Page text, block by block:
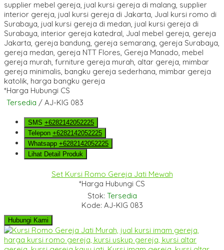
*Harga Hubungi CS
Tersedia / AJ-KIG 083
SMS +6282142052225
Telepon +6282142052225
Whatsapp +6282142052225
Lihat Detail Produk
Set Kursi Romo Gereja Jati Mewah
*Harga Hubungi CS
Stok: Tersedia
Kode: AJ-KIG 083
Hubungi Kami